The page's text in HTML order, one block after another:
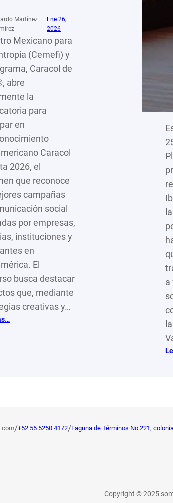
Martínez
Ene 26,
2026
Mexicano para
(Cemefi) y
Caracol de
abre
la
para
en
Caracol
2026, el
que reconoce
campañas
social
por empresas,
instituciones y
en
El
busca destacar
que, mediante
creativas y…
:
a
/+52 55 5250 4172/Laguna de Términos No.221,
Copyright © 2025